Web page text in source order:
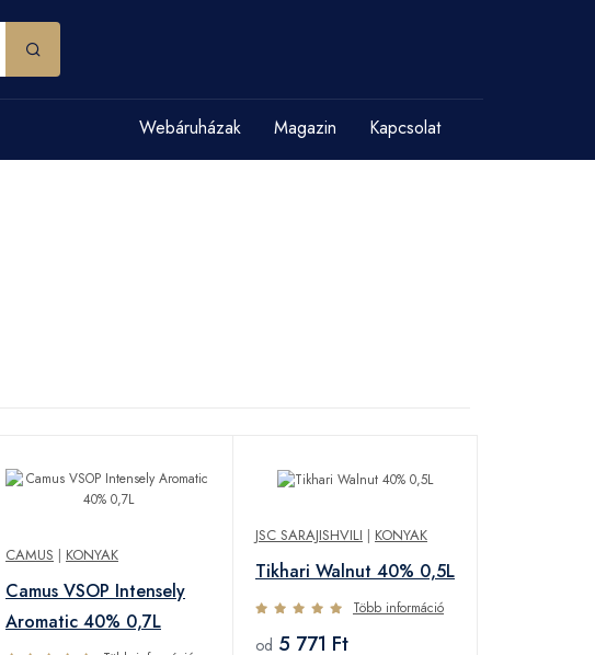
Webáruházak Magazin Kapcsolat
CAMUS | KONYAK
Camus VSOP Intensely
Aromatic 40% 0,7L
JSC SARAJISHVILI | KONYAK
Tikhari Walnut 40% 0,5L
Több információ
od 5 771 Ft